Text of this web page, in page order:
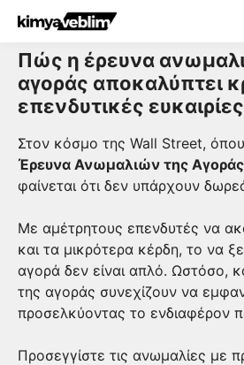
Skip
content
Πώς η έρευνα
αγοράς αποκαλύπτει
επενδυτικές ευκαιρίες
Στον κόσμο της Wall Street,
Έρευνα Ανωμαλιών της Αγοράς
φαίνεται ότι δεν υπάρχουν
Με αμέτρητους επενδυτές να
και τα μικρότερα κέρδη, το να
αγορά δεν είναι απλό. Ωστόσο,
της αγοράς συνεχίζουν να
προσελκύοντας το ενδιαφέρον
Προσεγγίστε τις ανωμαλίες με